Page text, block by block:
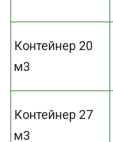
Контейнер 20
м3
Контейнер 27
м3